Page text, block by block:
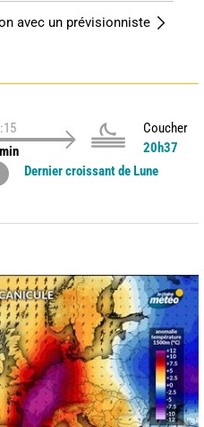
avec un prévisionniste
Coucher
20h37
Dernier croissant de Lune